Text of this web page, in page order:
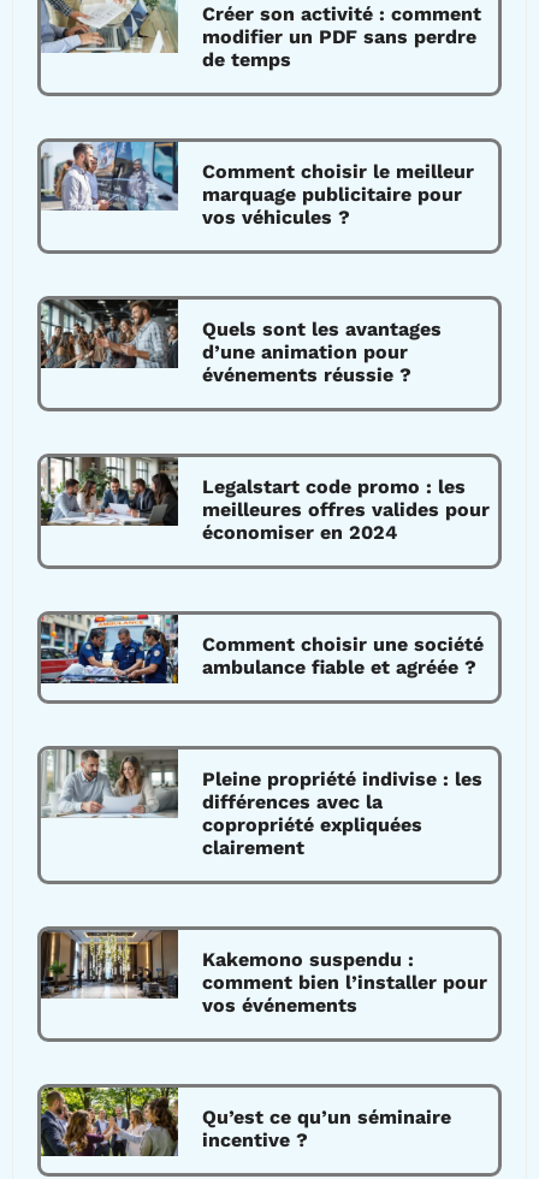
Créer son activité : comment
modifier un PDF sans perdre
de temps
Comment choisir le meilleur
marquage publicitaire pour
vos véhicules ?
Quels sont les avantages
d’une animation pour
événements réussie ?
Legalstart code promo : les
meilleures offres valides pour
économiser en 2024
Comment choisir une société
ambulance fiable et agréée ?
Pleine propriété indivise : les
différences avec la
copropriété expliquées
clairement
Kakemono suspendu :
comment bien l’installer pour
vos événements
Qu’est ce qu’un séminaire
incentive ?